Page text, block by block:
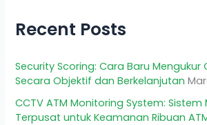
Recent Posts
Security Scoring: Cara Baru Mengukur
Secara Objektif dan Berkelanjutan
CCTV ATM Monitoring System: Sistem
Terpusat untuk Keamanan Ribuan